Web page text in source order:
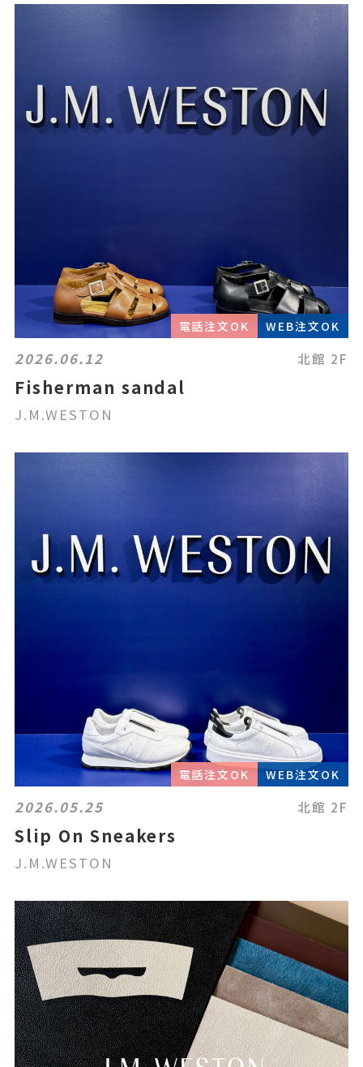
電話注文OK WEB注文OK
2026.06.12 北館 2F
Fisherman sandal
J.M.WESTON
電話注文OK WEB注文OK
2026.05.25 北館 2F
Slip On Sneakers
J.M.WESTON